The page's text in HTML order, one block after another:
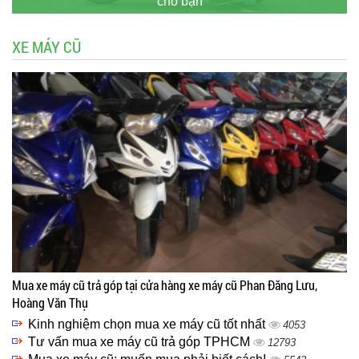
XE MÁY CŨ
Mua xe máy cũ trả góp tại cửa hàng xe máy cũ Phan Đăng Lưu,
Hoàng Văn Thụ
Kinh nghiệm chọn mua xe máy cũ tốt nhất 4053
Tư vấn mua xe máy cũ trả góp TPHCM 12793